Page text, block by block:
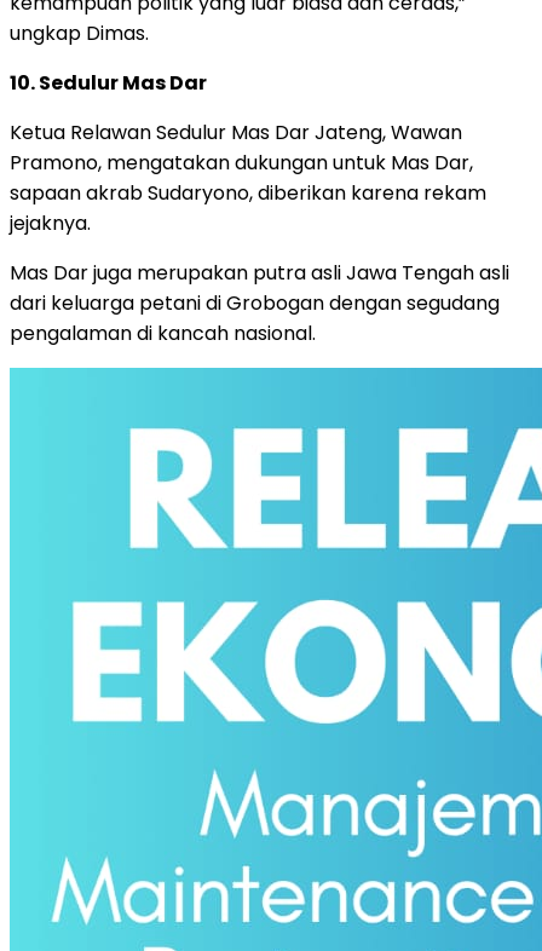
ungkap Dimas.
10. Sedulur Mas Dar
Ketua Relawan Sedulur Mas Dar Jateng, Wawan
Pramono, mengatakan dukungan untuk Mas Dar,
sapaan akrab Sudaryono, diberikan karena rekam
jejaknya.
Mas Dar juga merupakan putra asli Jawa Tengah asli
dari keluarga petani di Grobogan dengan segudang
pengalaman di kancah nasional.